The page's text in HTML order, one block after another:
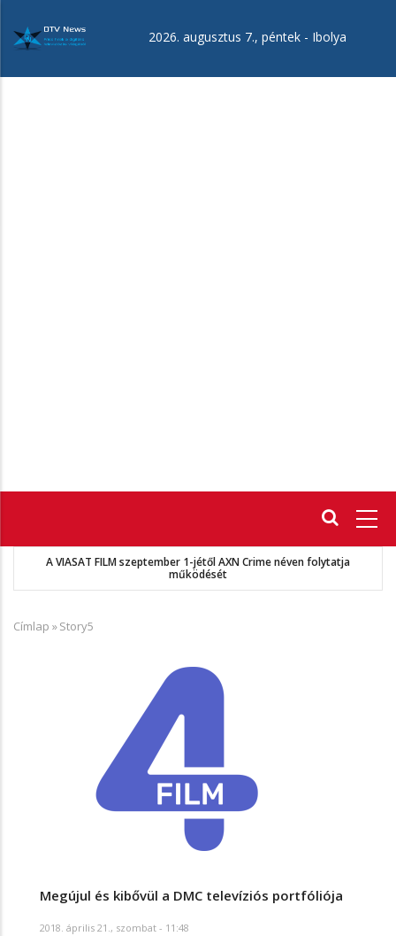
tartalomra
2026. augusztus 7., péntek - Ibolya
A VIASAT FILM szeptember 1-jétől AXN Crime néven folytatja
működését
Morzsa
Címlap »Story5
Megújul és kibővül a DMC televíziós portfóliója
2018. április 21., szombat - 11:48